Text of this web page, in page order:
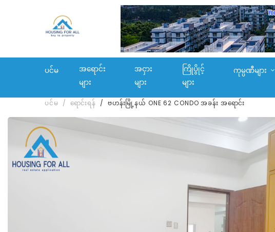
ပင်မ
အရောင်း
များ
အငှား
များ
ကြိုပွိုင့်
များ
ကုမ္ပဏီများ
ပင်မ ရောင်းရန် ဗဟန်းမြို့နယ် ONE 62 CONDO အခန်း အရောင်း